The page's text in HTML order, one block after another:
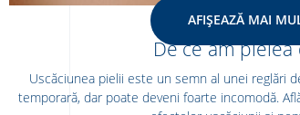
SĂ
De ce am
Uscăciunea pielii este un semn al unei reglări
temporară, dar poate deveni foarte incomodă.
AFIȘEAZĂ MAI